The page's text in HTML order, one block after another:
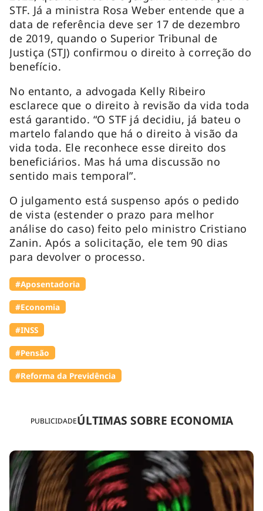
PUBLICIDADEÚLTIMAS SOBRE ECONOMIA
STF. Já a ministra Rosa Weber entende que a
data de referência deve ser 17 de dezembro
de 2019, quando o Superior Tribunal de
Justiça (STJ) confirmou o direito à correção do
benefício.
No entanto, a advogada Kelly Ribeiro
esclarece que o direito à revisão da vida toda
está garantido. “O STF já decidiu, já bateu o
martelo falando que há o direito à visão da
vida toda. Ele reconhece esse direito dos
beneficiários. Mas há uma discussão no
sentido mais temporal”.
O julgamento está suspenso após o pedido
de vista (estender o prazo para melhor
análise do caso) feito pelo ministro Cristiano
Zanin. Após a solicitação, ele tem 90 dias
para devolver o processo.
#Aposentadoria
#Economia
#INSS
#Pensão
#Reforma da Previdência